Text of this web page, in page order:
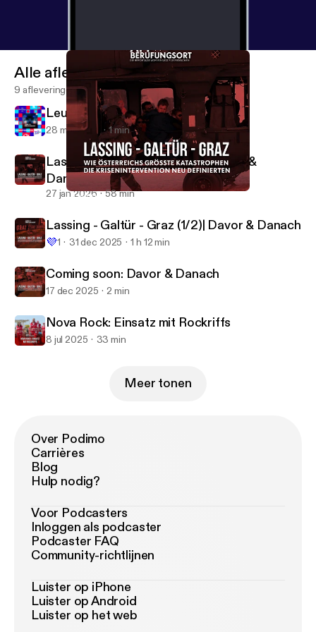
Rückblick auf Katastrophen. Sie ist ein hörbares
Zeitdokument über Verantwortung, Lernen aus
Extremsituationen – und über die Bedeutung
psychosozialer Unterstützung als festen
Bestandteil moderner Hilfeleistung.
Lassing - Galtür - Graz (2/2)| Davor & Danach
Alle afleveringen
9 afleveringen
Leute, wir müssen reden!
28 mrt 2026 1 min
Lassing - Galtür - Graz (2/2)| Davor &
Danach
27 jan 2026 58 min
Lassing - Galtür - Graz (1/2)| Davor & Danach
💜1 31 dec 2025 1 h 12 min
Coming soon: Davor & Danach
17 dec 2025 2 min
Nova Rock: Einsatz mit Rockriffs
8 jul 2025 33 min
Meer tonen
Over Podimo
Carrières
Blog
Hulp nodig?
Voor Podcasters
Inloggen als podcaster
Podcaster FAQ
Community-richtlijnen
Luister op iPhone
Luister op Android
Luister op het web